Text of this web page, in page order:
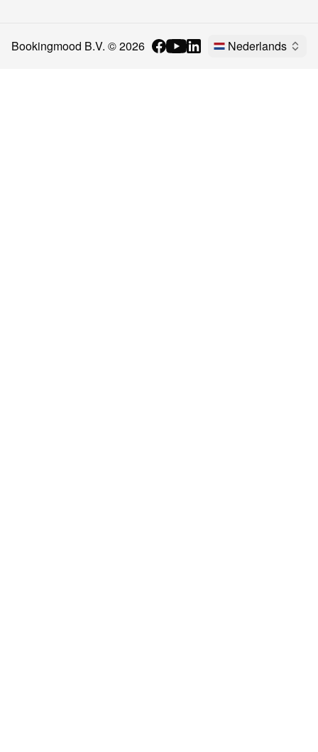
Bookingmood B.V. ©2026 Nederlands